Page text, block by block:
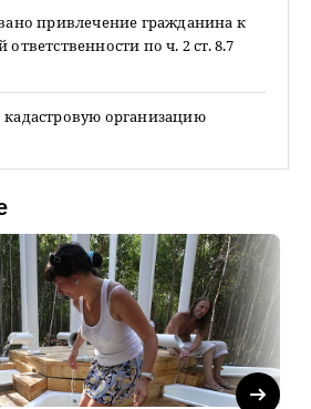
привлечение гражданина к
по ч. 2 ст. 8.7
организацию
Next